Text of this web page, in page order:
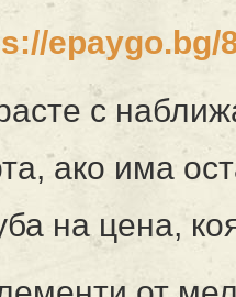
epaygo.bg/
с
ако има
на цена,